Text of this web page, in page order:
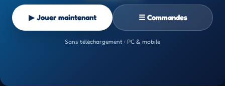
▶ Jouer maintenant ☰ Commandes
Sans téléchargement • PC & mobile